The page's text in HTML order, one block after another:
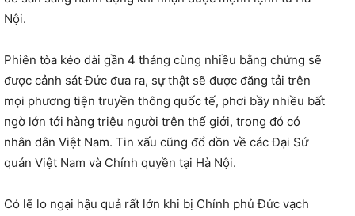
Nội.
Phiên tòa kéo dài gần 4 tháng cùng nhiều bằng chứng sẽ
được cảnh sát Đức đưa ra, sự thật sẽ được đăng tải trên
mọi phương tiện truyền thông quốc tế, phơi bầy nhiều bất
ngờ lớn tới hàng triệu người trên thế giới, trong đó có
nhân dân Việt Nam. Tin xấu cũng đổ dồn về các Đại Sứ
quán Việt Nam và Chính quyền tại Hà Nội.
Có lẽ lo ngại hậu quả rất lớn khi bị Chính phủ Đức vạch